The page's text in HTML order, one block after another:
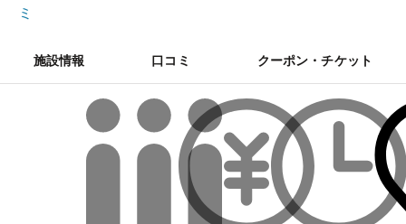
ミ
施設情報 口コミ クーポン・チケット